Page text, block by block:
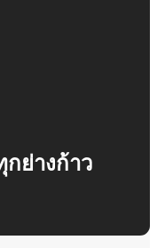
ย่างก้าว